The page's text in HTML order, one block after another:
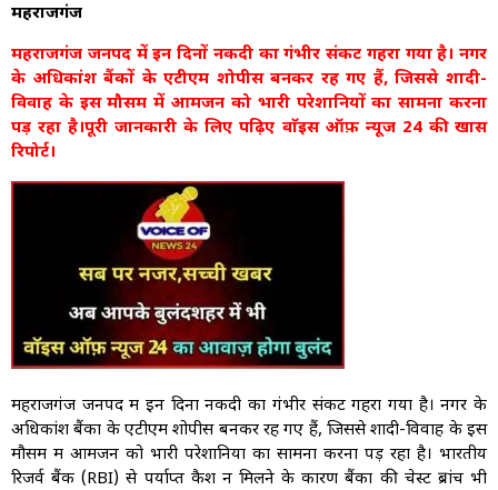
महराजगंज
महराजगंज जनपद में इन दिनों नकदी का गंभीर संकट गहरा गया है। नगर
के अधिकांश बैंकों के एटीएम शोपीस बनकर रह गए हैं, जिससे शादी-
विवाह के इस मौसम में आमजन को भारी परेशानियों का सामना करना
पड़ रहा है।पूरी जानकारी के लिए पढ़िए वाॅइस ऑफ़ न्यूज 24 की खास
रिपोर्ट।
महराजगंज जनपद में इन दिनों नकदी का गंभीर संकट गहरा गया है। नगर के
अधिकांश बैंकों के एटीएम शोपीस बनकर रह गए हैं, जिससे शादी-विवाह के इस
मौसम में आमजन को भारी परेशानियों का सामना करना पड़ रहा है। भारतीय
रिजर्व बैंक (RBI) से पर्याप्त कैश न मिलने के कारण बैंकों की चेस्ट ब्रांच भी